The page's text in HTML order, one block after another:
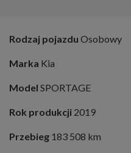
Rodzaj pojazdu Osobowy
Marka Kia
Model SPORTAGE
Rok produkcji 2019
Przebieg 183 508 km